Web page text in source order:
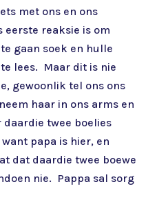
met ons en ons
reaksie is om
gaan soek en hulle
lees. Maar dit is nie
gewoonlik tel ons ons
haar in ons arms en
daardie twee boelies
papa is hier, en
dat daardie twee boewe
nie. Pappa sal sorg